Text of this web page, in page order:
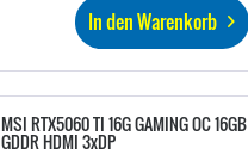
In den Warenkorb
MSI RTX5060 TI 16G GAMING OC 16GB
GDDR HDMI 3xDP